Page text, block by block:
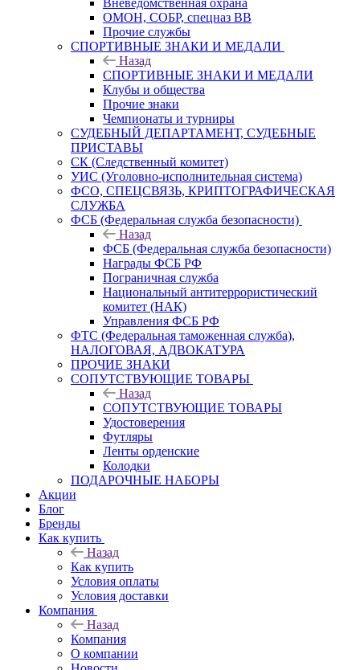
Вневедомственная охрана
ОМОН, СОБР, спецназ ВВ
Прочие службы
СПОРТИВНЫЕ ЗНАКИ И МЕДАЛИ
Назад
СПОРТИВНЫЕ ЗНАКИ И МЕДАЛИ
Клубы и общества
Прочие знаки
Чемпионаты и турниры
СУДЕБНЫЙ ДЕПАРТАМЕНТ, СУДЕБНЫЕ
ПРИСТАВЫ
СК (Следственный комитет)
УИС (Уголовно-исполнительная система)
ФСО, СПЕЦСВЯЗЬ, КРИПТОГРАФИЧЕСКАЯ
СЛУЖБА
ФСБ (Федеральная служба безопасности)
Назад
ФСБ (Федеральная служба безопасности)
Награды ФСБ РФ
Пограничная служба
Национальный антитеррористический
комитет (НАК)
Управления ФСБ РФ
ФТС (Федеральная таможенная служба),
НАЛОГОВАЯ, АДВОКАТУРА
ПРОЧИЕ ЗНАКИ
СОПУТСТВУЮЩИЕ ТОВАРЫ
Назад
СОПУТСТВУЮЩИЕ ТОВАРЫ
Удостоверения
Футляры
Ленты орденские
Колодки
ПОДАРОЧНЫЕ НАБОРЫ
Акции
Блог
Бренды
Как купить
Назад
Как купить
Условия оплаты
Условия доставки
Компания
Назад
Компания
О компании